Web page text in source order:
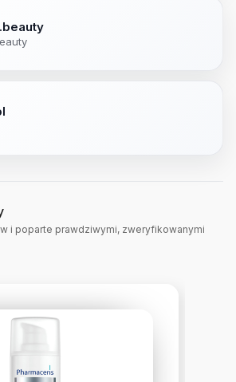
i poparte prawdziwymi, zweryfikowanymi